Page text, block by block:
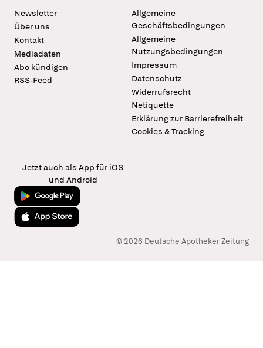
Newsletter
Über uns
Kontakt
Mediadaten
Abo kündigen
RSS-Feed
Allgemeine
Geschäftsbedingungen
Allgemeine
Nutzungsbedingungen
Impressum
Datenschutz
Widerrufsrecht
Netiquette
Erklärung zur Barrierefreiheit
Cookies & Tracking
Jetzt auch als App für iOS
und Android
Jetzt bei Google Play
Laden im App Store
© 2026 Deutsche Apotheker Zeitung